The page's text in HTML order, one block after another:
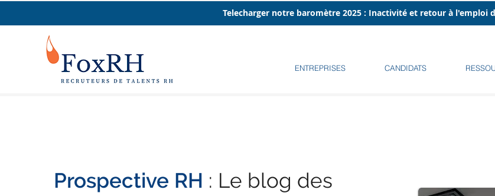
Telecharger notre baromètre 2025 : Inactivité et retour à l'emploi
ENTREPRISES CANDIDATS
Prospective RH : Le blog des